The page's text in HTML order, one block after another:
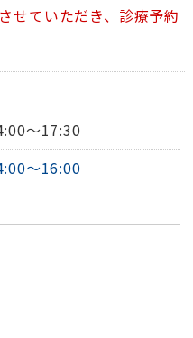
せていただき、診療予約
～17:30
～16:00